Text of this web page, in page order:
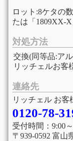
ロット:8ケタの
たは「1809XX-
対処方法
交換(同等品:ア
リッチェルお客
連絡先
リッチェル お客
0120-78-
受付時間：9:00
〒939-0592 富山